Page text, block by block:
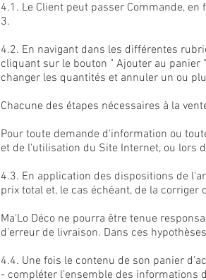
4.1. Le Client peut passer Commande,
3.
4.2. En navigant dans les différentes
cliquant sur le bouton " Ajouter au panier
changer les quantités et annuler un ou
Chacune des étapes nécessaires à la
Pour toute demande d'information ou
et de l'utilisation du Site Internet, ou lors
4.3. En application des dispositions de
prix total et, le cas échéant, de la
Ma'Lo Déco ne pourra être tenue
d'erreur de livraison. Dans ces
4.4. Une fois le contenu de son panier
- compléter l’ensemble des informations